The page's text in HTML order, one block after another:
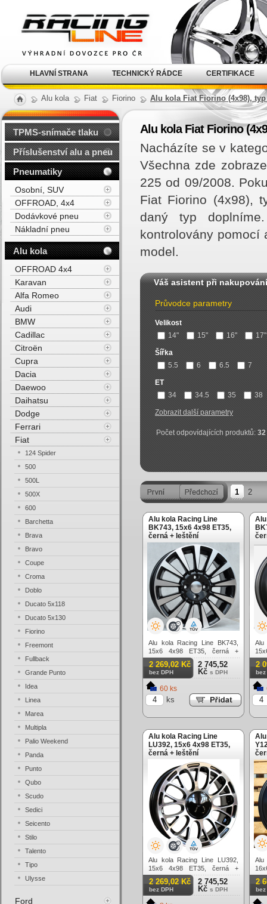
Alu kola Fiat Fiorino Alu kola Fiat Fiorino (4x98), typ
Alu kola Fiat Fiorino
Nacházíte se v
Všechna zde
225 od 09/2008.
Fiat Fiorino (4x98),
daný typ
kontrolovány pomocí
model.
Váš asistent při nakupování
Průvodce parametry
Velikost
14"
15" 16" 17"
Šířka
5.5
6 6.5 7
ET
34
34.5 35 38
Zobrazit další parametry
Počet odpovídajících produktů:32
1 2
Alu kola Racing Line
BK743, 15x6 4x98 ET35,
černá + leštění
Alu kola Racing Line BK743,
15x6 4x98 ET35, černá +
leštění
2 269,02 Kč
bez DPH
2 745,52
Kč s DPH
60 ks
ks
Alu
2
bez
Alu kola Racing Line
LU392, 15x6 4x98 ET35,
černá + leštění
Alu kola Racing Line LU392,
15x6 4x98 ET35, černá +
leštění
2 269,02 Kč
bez DPH
2 745,52
Kč s DPH
Alu
2
bez
TPMS-snímače tlaku
Příslušenství alu a pneu
Pneumatiky
Osobní, SUV
OFFROAD, 4x4
Dodávkové pneu
Nákladní pneu
Alu kola
OFFROAD 4x4
Karavan
Alfa Romeo
Audi
BMW
Cadillac
Citroën
Cupra
Dacia
Daewoo
Daihatsu
Dodge
Ferrari
Fiat
124 Spider
500
500L
500X
600
Barchetta
Brava
Bravo
Coupe
Croma
Doblo
Ducato 5x118
Ducato 5x130
Fiorino
Freemont
Fullback
Grande Punto
Idea
Linea
Marea
Multipla
Palio Weekend
Panda
Punto
Qubo
Scudo
Sedici
Seicento
Stilo
Talento
Tipo
Ulysse
Ford
kola Racing Line
HLAVNÍ STRANA TECHNICKÝ RÁDCE CERTIFIKACE